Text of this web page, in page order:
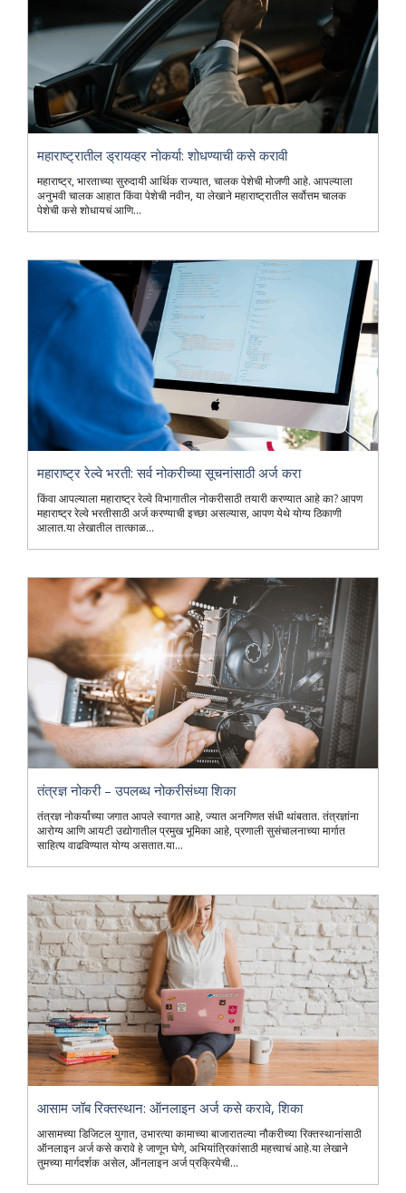
महाराष्ट्रातील ड्रायव्हर नोकर्या: शोधण्याची कसे करावी
महाराष्ट्र, भारताच्या सुरुदायी आर्थिक राज्यात, चालक पेशेची मोजणी आहे. आपल्याला
अनुभवी चालक आहात किंवा पेशेची नवीन, या लेखाने महाराष्ट्रातील सर्वोत्तम चालक
पेशेची कसे शोधायचं आणि...
महाराष्ट्र रेल्वे भरती: सर्व नोकरीच्या सूचनांसाठी अर्ज करा
किंवा आपल्याला महाराष्ट्र रेल्वे विभागातील नोकरीसाठी तयारी करण्यात आहे का? आपण
महाराष्ट्र रेल्वे भरतीसाठी अर्ज करण्याची इच्छा असल्यास, आपण येथे योग्य ठिकाणी
आलात.या लेखातील तात्काळ...
तंत्रज्ञ नोकरी – उपलब्ध नोकरीसंध्या शिका
तंत्रज्ञ नोकर्यांच्या जगात आपले स्वागत आहे, ज्यात अनगिणत संधी थांबतात. तंत्रज्ञांना
आरोग्य आणि आयटी उद्योगातील प्रमुख भूमिका आहे, प्रणाली सुसंचालनाच्या मार्गात
साहित्य वाढविण्यात योग्य असतात.या...
आसाम जॉब रिक्तस्थान: ऑनलाइन अर्ज कसे करावे, शिका
आसामच्या डिजिटल युगात, उभारत्या कामाच्या बाजारातल्या नौकरीच्या रिक्तस्थानांसाठी
ऑनलाइन अर्ज कसे करावे हे जाणून घेणे, अभियांत्रिकांसाठी महत्त्वाचं आहे.या लेखाने
तुमच्या मार्गदर्शक असेल, ऑनलाइन अर्ज प्रक्रियेची...